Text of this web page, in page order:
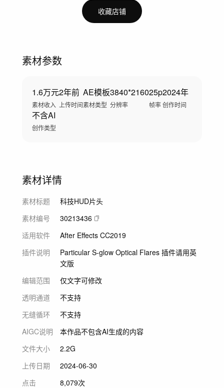
收藏店铺
素材参数
1.6万元
素材收入
2年前
上传时间
AE模板
素材类型
3840*2160
分辨率
25p
帧率
2024年
创作时间
不含AI
创作类型
素材详情
素材标题
科技HUD片头
素材编号
30213436
适用软件
After Effects CC2019
插件说明
Particular S-glow Optical Flares 插件请用英
文版
编辑范围
仅文字可修改
透明通道
不支持
无缝循环
不支持
AIGC说明
本作品不包含AI生成的内容
文件大小
2.2G
上传日期
2024-06-30
点击
8,079次